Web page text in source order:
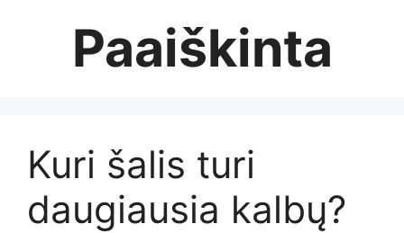
Paaiškinta
Kuri šalis turi
daugiausia kalbų?